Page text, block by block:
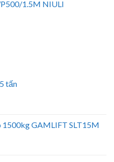
1.5M NIULI
tấn
1500kg GAMLIFT SLT15M